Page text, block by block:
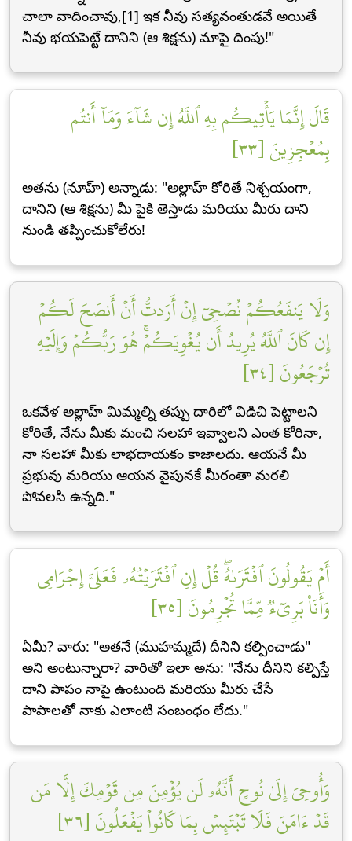
చాలా వాదించావు,[1] ఇక నీవు సత్యవంతుడవే అయితే
నీవు భయపెట్టే దానిని (ఆ శిక్షను) మాపై దింపు!"
قَالَ إِنَّمَا يَأۡتِيكُم بِهِ ٱللَّهُ إِن شَآءَ وَمَآ أَنتُم
بِمُعۡجِزِينَ [٣٣]
అతను (నూహ్) అన్నాడు: "అల్లాహ్ కోరితే నిశ్చయంగా,
దానిని (ఆ శిక్షను) మీ పైకి తెస్తాడు మరియు మీరు దాని
నుండి తప్పించుకోలేరు!
وَلَا يَنفَعُكُمۡ نُصۡحِيٓ إِنۡ أَرَدتُّ أَنۡ أَنصَحَ لَكُمۡ
إِن كَانَ ٱللَّهُ يُرِيدُ أَن يُغۡوِيَكُمۡۚ هُوَ رَبُّكُمۡ وَإِلَيۡهِ
تُرۡجَعُونَ [٣٤]
ఒకవేళ అల్లాహ్ మిమ్మల్ని తప్పు దారిలో విడిచి పెట్టాలని
కోరితే, నేను మీకు మంచి సలహా ఇవ్వాలని ఎంత కోరినా,
నా సలహా మీకు లాభదాయకం కాజాలదు. ఆయనే మీ
ప్రభువు మరియు ఆయన వైపునకే మీరంతా మరలి
పోవలసి ఉన్నది."
أَمۡ يَقُولُونَ ٱفۡتَرَىٰهُۖ قُلۡ إِنِ ٱفۡتَرَيۡتُهُۥ فَعَلَيَّ إِجۡرَامِي
وَأَنَا۠ بَرِيٓءٞ مِّمَّا تُجۡرِمُونَ [٣٥]
ఏమీ? వారు: "అతనే (ముహమ్మదే) దీనిని కల్పించాడు"
అని అంటున్నారా? వారితో ఇలా అను: "నేను దీనిని కల్పిస్తే
దాని పాపం నాపై ఉంటుంది మరియు మీరు చేసే
పాపాలతో నాకు ఎలాంటి సంబంధం లేదు."
وَأُوحِيَ إِلَىٰ نُوحٍ أَنَّهُۥ لَن يُؤۡمِنَ مِن قَوۡمِكَ إِلَّا مَن
قَدۡ ءَامَنَ فَلَا تَبۡتَئِسۡ بِمَا كَانُواْ يَفۡعَلُونَ [٣٦]